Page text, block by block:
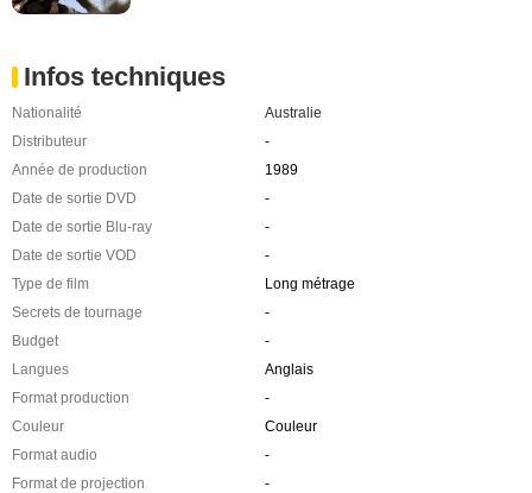
Infos techniques
Nationalité
Australie
Distributeur
-
Année de production
1989
Date de sortie DVD
-
Date de sortie Blu-ray
-
Date de sortie VOD
-
Type de film
Long métrage
Secrets de tournage
-
Budget
-
Langues
Anglais
Format production
-
Couleur
Couleur
Format audio
-
Format de projection
-